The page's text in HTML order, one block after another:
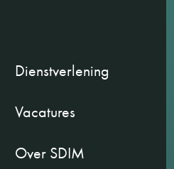
Dienstverlening
Vacatures
Over SDIM